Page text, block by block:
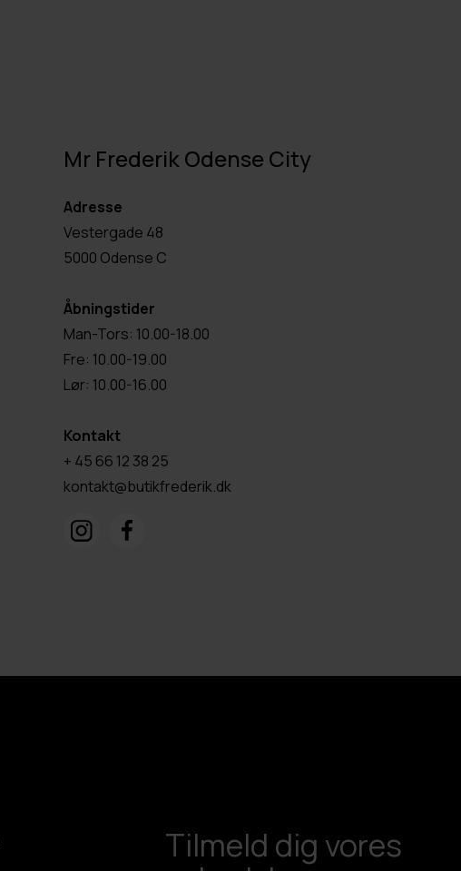
Mr Frederik Odense City
Adresse
Vestergade 48
5000 Odense C
Åbningstider
Man-Tors: 10.00-18.00
Fre: 10.00-19.00
Lør: 10.00-16.00
Kontakt
+ 45 66 12 38 25
kontakt@butikfrederik.dk
Tilmeld dig vores